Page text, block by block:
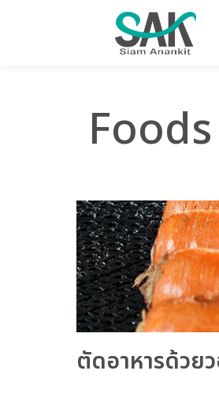
Foods
ตัดอาหารด้วย